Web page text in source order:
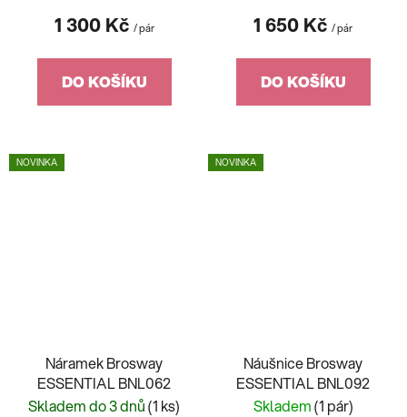
1 300 Kč / pár
DO KOŠÍKU
1 650 Kč / pár
DO KOŠÍKU
NOVINKA
Náramek Brosway
ESSENTIAL BNL062
Skladem do 3 dnů(1 ks)
NOVINKA
Náušnice Brosway
ESSENTIAL BNL092
Skladem(1 pár)